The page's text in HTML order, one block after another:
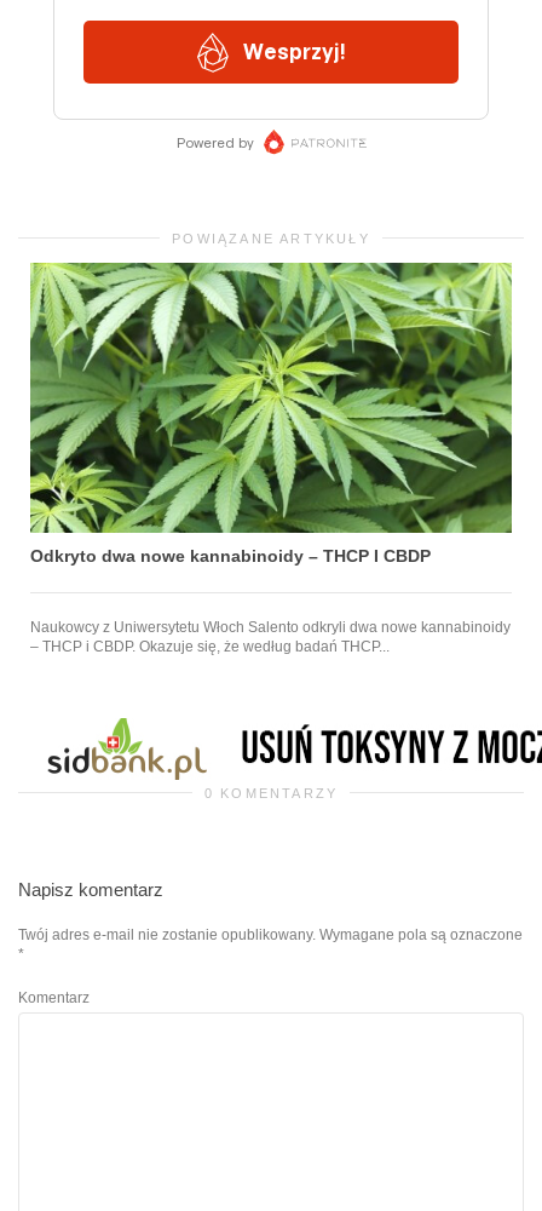
POWIĄZANE ARTYKUŁY
Odkryto dwa nowe kannabinoidy – THCP I CBDP
Naukowcy z Uniwersytetu Włoch Salento odkryli dwa nowe kannabinoidy
– THCP i CBDP. Okazuje się, że według badań THCP...
0 KOMENTARZY
Napisz komentarz
Twój adres e-mail nie zostanie opublikowany. Wymagane pola są oznaczone
*
Komentarz